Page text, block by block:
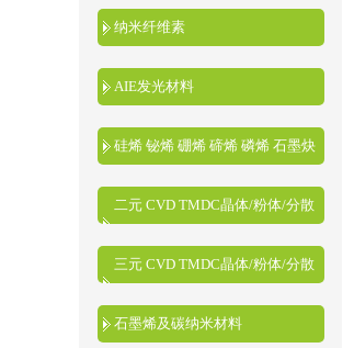
纳米纤维素
AIE发光材料
硅烯 铋烯 硼烯 碲烯 磷烯 石墨炔
二元 CVD TMDC晶体/粉体/分散
液
三元 CVD TMDC晶体/粉体/分散
液
石墨烯及碳纳米材料